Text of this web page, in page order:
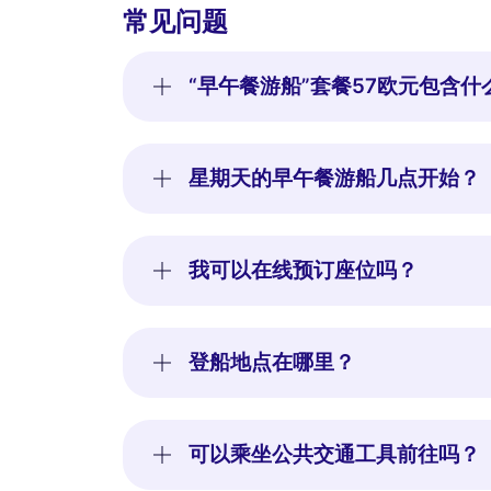
常见问题
“早午餐游船”套餐57欧元包含什
星期天的早午餐游船几点开始？
我可以在线预订座位吗？
登船地点在哪里？
可以乘坐公共交通工具前往吗？